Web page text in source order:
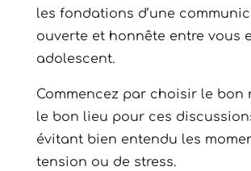
les fondations d’une
ouverte et honnête entre vous
adolescent.
Commencez par choisir le bon
le bon lieu pour ces
évitant bien entendu les
tension ou de stress.